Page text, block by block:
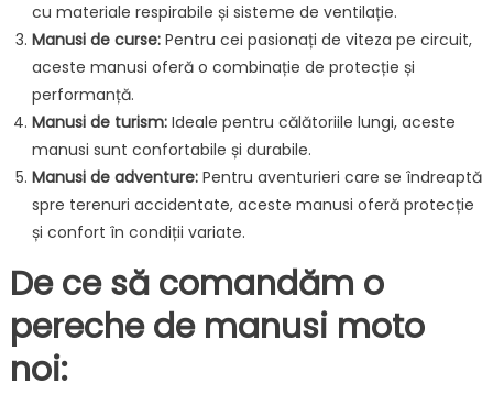
cu materiale respirabile și sisteme de ventilație.
Manusi de curse:Pentru cei pasionați de viteza pe circuit,
aceste manusi oferă o combinație de protecție și
performanță.
Manusi de turism:Ideale pentru călătoriile lungi, aceste
manusi sunt confortabile și durabile.
Manusi de adventure:Pentru aventurieri care se îndreaptă
spre terenuri accidentate, aceste manusi oferă protecție
și confort în condiții variate.
De ce să comandăm o
pereche de manusi moto
noi: